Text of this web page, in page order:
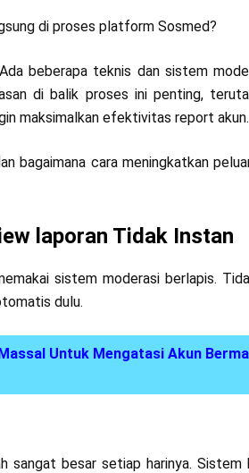
di proses platform Sosmed?
beberapa teknis dan sistem
di balik proses ini penting,
maksimalkan efektivitas report akun.
bagaimana cara meningkatkan
laporan Tidak Instan
sistem moderasi berlapis.
dulu.
Untuk Mengatasi Akun
sangat besar setiap harinya. Sistem